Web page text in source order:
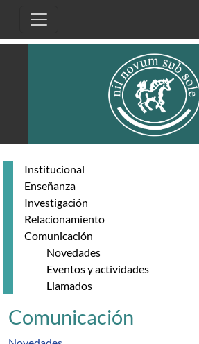
Institucional
Enseñanza
Investigación
Relacionamiento
Comunicación
Novedades
Eventos y actividades
Llamados
Comunicación